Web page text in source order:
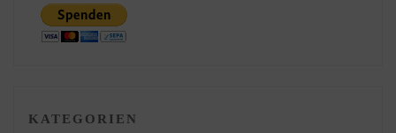
KATEGORIEN